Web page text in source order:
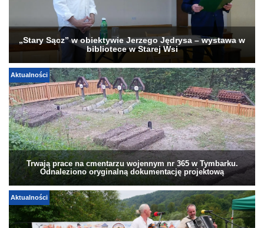
„Stary Sącz” w obiektywie Jerzego Jędrysa – wystawa w
bibliotece w Starej Wsi
Aktualności
Trwają prace na cmentarzu wojennym nr 365 w Tymbarku.
Odnaleziono oryginalną dokumentację projektową
Aktualności